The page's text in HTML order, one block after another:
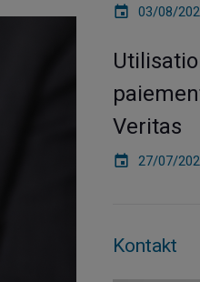
03/08/
Veritas
27/07/
Kontakt